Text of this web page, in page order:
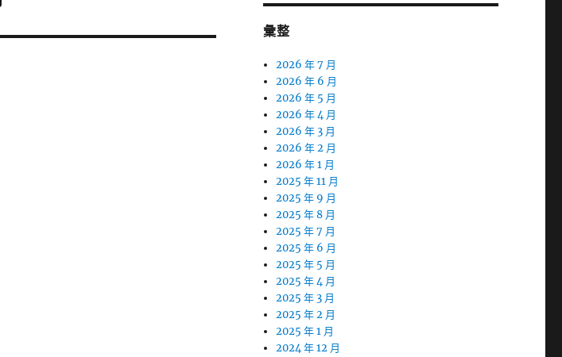
彙整
2026 年 7 月
2026 年 6 月
2026 年 5 月
2026 年 4 月
2026 年 3 月
2026 年 2 月
2026 年 1 月
2025 年 11 月
2025 年 9 月
2025 年 8 月
2025 年 7 月
2025 年 6 月
2025 年 5 月
2025 年 4 月
2025 年 3 月
2025 年 2 月
2025 年 1 月
2024 年 12 月